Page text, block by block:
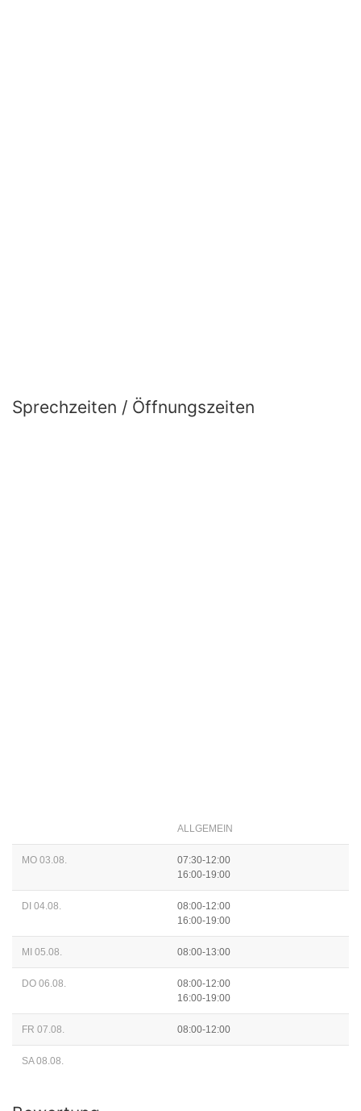
Sprechzeiten / Öffnungszeiten
ALLGEMEIN
MO 03.08.
07:30-12:00
16:00-19:00
DI 04.08.
08:00-12:00
16:00-19:00
MI 05.08. 08:00-13:00
DO 06.08.
08:00-12:00
16:00-19:00
FR 07.08. 08:00-12:00
SA 08.08.